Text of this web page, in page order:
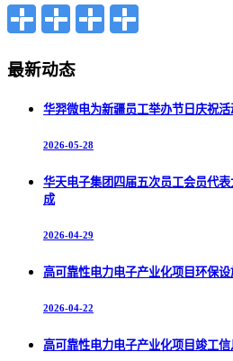
最新动态
华羿微电为新疆员工举办节日庆祝活
2026-05-28
华天电子集团四届五次员工会员代
成
2026-04-29
高可靠性电力电子产业化项目环保
2026-04-22
高可靠性电力电子产业化项目竣工